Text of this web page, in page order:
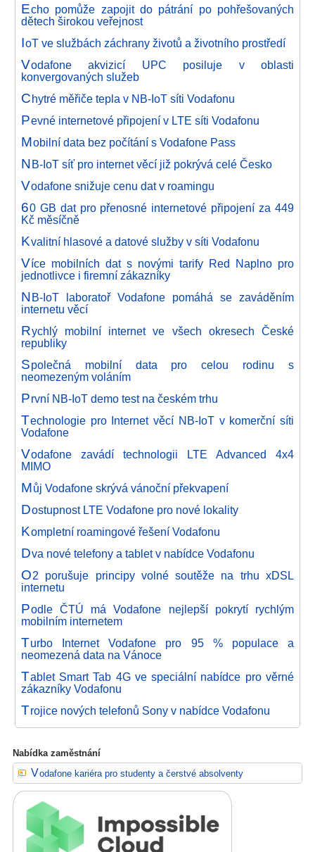
Echo pomůže zapojit do pátrání po pohřešovaných
dětech širokou veřejnost
IoT ve službách záchrany životů a životního prostředí
Vodafone akvizicí UPC posiluje v oblasti
konvergovaných služeb
Chytré měřiče tepla v NB-IoT síti Vodafonu
Pevné internetové připojení v LTE síti Vodafonu
Mobilní data bez počítání s Vodafone Pass
NB-IoT síť pro internet věcí již pokrývá celé Česko
Vodafone snižuje cenu dat v roamingu
60 GB dat pro přenosné internetové připojení za 449
Kč měsíčně
Kvalitní hlasové a datové služby v síti Vodafonu
Více mobilních dat s novými tarify Red Naplno pro
jednotlivce i firemní zákazníky
NB-IoT laboratoř Vodafone pomáhá se zaváděním
internetu věcí
Rychlý mobilní internet ve všech okresech České
republiky
Společná mobilní data pro celou rodinu s
neomezeným voláním
První NB-IoT demo test na českém trhu
Technologie pro Internet věcí NB-IoT v komerční síti
Vodafone
Vodafone zavádí technologii LTE Advanced 4x4
MIMO
Můj Vodafone skrývá vánoční překvapení
Dostupnost LTE Vodafone pro nové lokality
Kompletní roamingové řešení Vodafonu
Dva nové telefony a tablet v nabídce Vodafonu
O2 porušuje principy volné soutěže na trhu xDSL
internetu
Podle ČTÚ má Vodafone nejlepší pokrytí rychlým
mobilním internetem
Turbo Internet Vodafone pro 95 % populace a
neomezená data na Vánoce
Tablet Smart Tab 4G ve speciální nabídce pro věrné
zákazníky Vodafonu
Trojice nových telefonů Sony v nabídce Vodafonu
Nabídka zaměstnání
Vodafone kariéra pro studenty a čerstvé absolventy